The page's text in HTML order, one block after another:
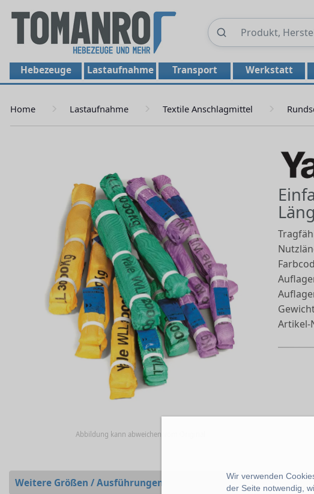
Wir verwenden
der Seite notwendig,
Hebezeuge Lastaufnahme Transport Werkstatt
Home Lastaufnahme Textile Anschlagmittel
Abbildung kann abweichen vom Original
Artikel-
Weitere Größen / Ausführungen